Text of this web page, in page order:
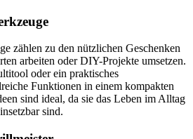
zählen zu den nützlichen Geschenken
arbeiten oder DIY-Projekte umsetzen.
oder ein praktisches
Funktionen in einem kompakten
sind ideal, da sie das Leben im Alltag
sind.